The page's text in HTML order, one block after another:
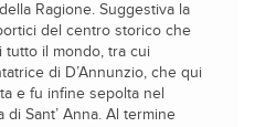
Ragione. Suggestiva la
del centro storico che
tutto il mondo, tra cui
di D’Annunzio, che qui
e fu infine sepolta nel
di Sant’ Anna. Al termine